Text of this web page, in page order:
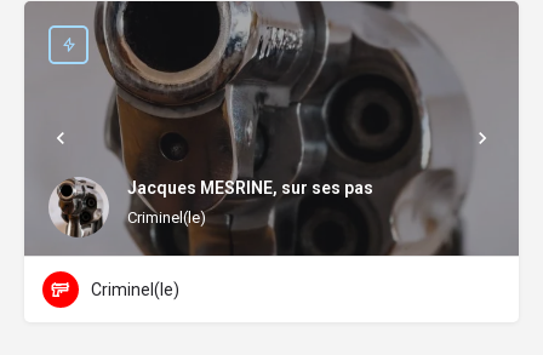
Jacques MESRINE, sur ses pas
Criminel(le)
Criminel(le)